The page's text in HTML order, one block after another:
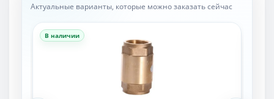
Актуальные варианты, которые можно заказать сейчас
В наличии